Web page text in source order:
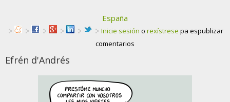
España
Inicie sesión o rexístrese pa espublizar
comentarios
Efrén d'Andrés